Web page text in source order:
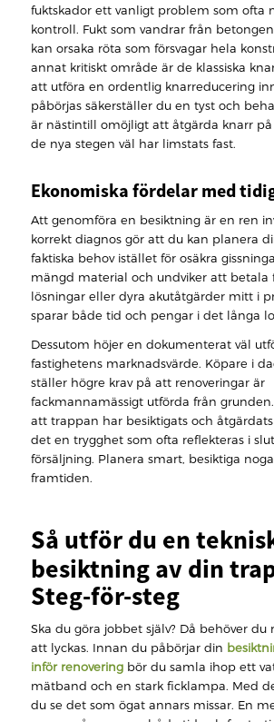
fuktskador ett vanligt problem som ofta
kontroll. Fukt som vandrar från
kan orsaka röta som försvagar hela
annat kritiskt område är de klassiska
att utföra en ordentlig knarreducering
påbörjas säkerställer du en tyst och
är nästintill omöjligt att åtgärda knarr
de nya stegen väl har limstats fast.
Ekonomiska fördelar med
Att genomföra en besiktning är en ren
korrekt diagnos gör att du kan planera
faktiska behov istället för osäkra
mängd material och undviker att betala
lösningar eller dyra akutåtgärder mitt i
sparar både tid och pengar i det långa
Dessutom höjer en dokumenterat väl
fastighetens marknadsvärde. Köpare i
ställer högre krav på att renoveringar är
fackmannamässigt utförda från
att trappan har besiktigats och
det en trygghet som ofta reflekteras i
försäljning. Planera smart, besiktiga
framtiden.
Så utför du en
besiktning av din
Steg-för-steg
Ska du göra jobbet själv? Då behöver
att lyckas. Innan du påbörjar din
inför renoveringbör du samla ihop ett
mätband och en stark ficklampa. Med
du se det som ögat annars missar. En